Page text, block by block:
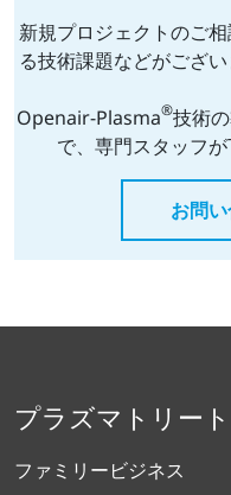
新規プロジェクトのご
る技術課題などがござ
Openair-Plasma®技術
で、専門スタッフが
お問
プラズマトリー
ファミリービジネス